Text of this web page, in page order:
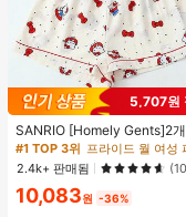
5,707원
SANRIO [Homely Gents]2
성 프린트 라펠 반팔 버튼 포
및 보우 반바지 잠옷 세트, 캐
웨어, 봄/여름에 적합
#1 TOP 3위
높은 재방문 고객
거의
#1 TOP 3위
높은 재방문 고객
거의
#1 TOP 3위
높은 재방문 고객
거의
#1 TOP 3위
높은 재방문 고객
2.4k+ 판매됨
10,083원 -36%